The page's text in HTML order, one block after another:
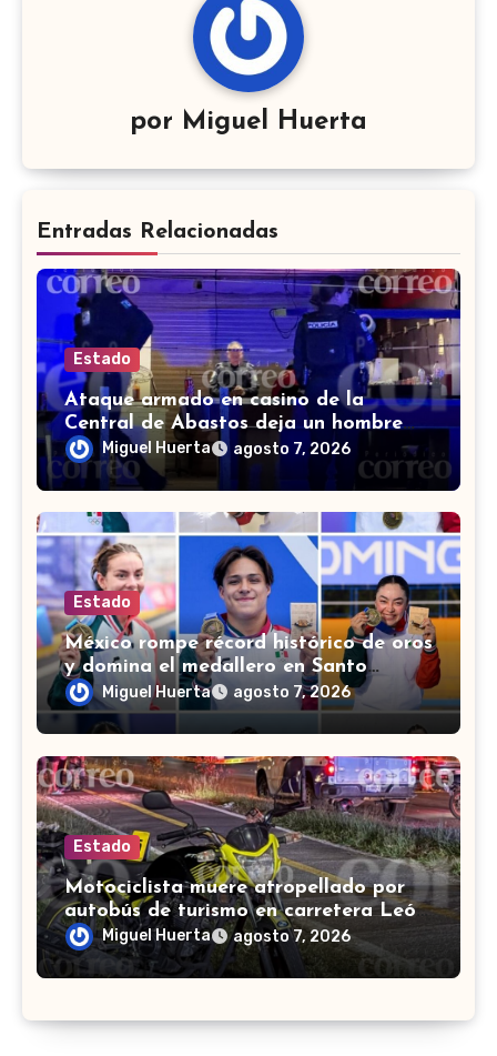
por Miguel Huerta
Entradas Relacionadas
Estado
Ataque armado en casino de la
Central de Abastos deja un hombre
muerto en León
Miguel Huerta agosto 7, 2026
Estado
México rompe récord histórico de oros
y domina el medallero en Santo
Domingo 2026
Miguel Huerta agosto 7, 2026
Estado
Motociclista muere atropellado por
autobús de turismo en carretera León-
San Francisco del Rincón
Miguel Huerta agosto 7, 2026